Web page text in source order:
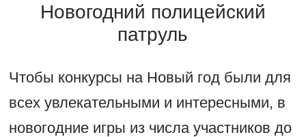
Новогодний полицейский
патруль
Чтобы конкурсы на Новый год были для
всех увлекательными и интересными, в
новогодние игры из числа участников до